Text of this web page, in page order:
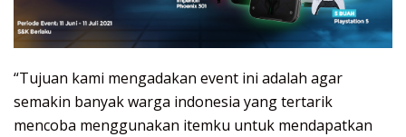
“Tujuan kami mengadakan event ini adalah agar
semakin banyak warga indonesia yang tertarik
mencoba menggunakan itemku untuk mendapatkan